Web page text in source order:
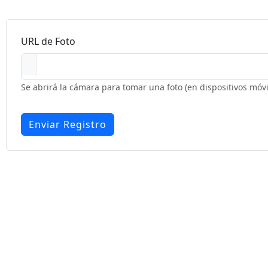
URL de Foto
Se abrirá la cámara para tomar una foto (en dispositivos
Enviar Registro